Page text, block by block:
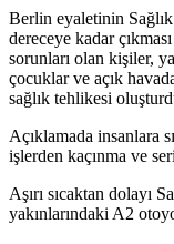
Berlin eyaletinin Sağlık
dereceye kadar
sorunları olan kişiler,
çocuklar ve açık
sağlık tehlikesi
Açıklamada insanlara
işlerden kaçınma ve
Aşırı sıcaktan dolayı
yakınlarındaki A2